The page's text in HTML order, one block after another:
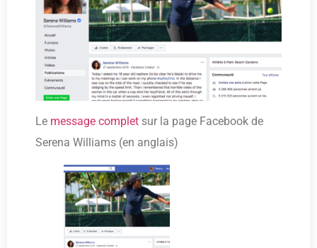
Le message complet sur la page Facebook de
Serena Williams (en anglais)